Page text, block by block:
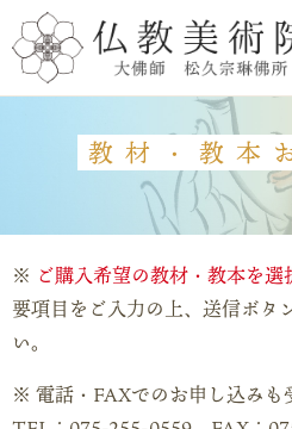
教材・教本
ご購入希望の教材・教本を選
要項目をご入力の上、送信ボタ
い。
電話・FAXでのお申し込み